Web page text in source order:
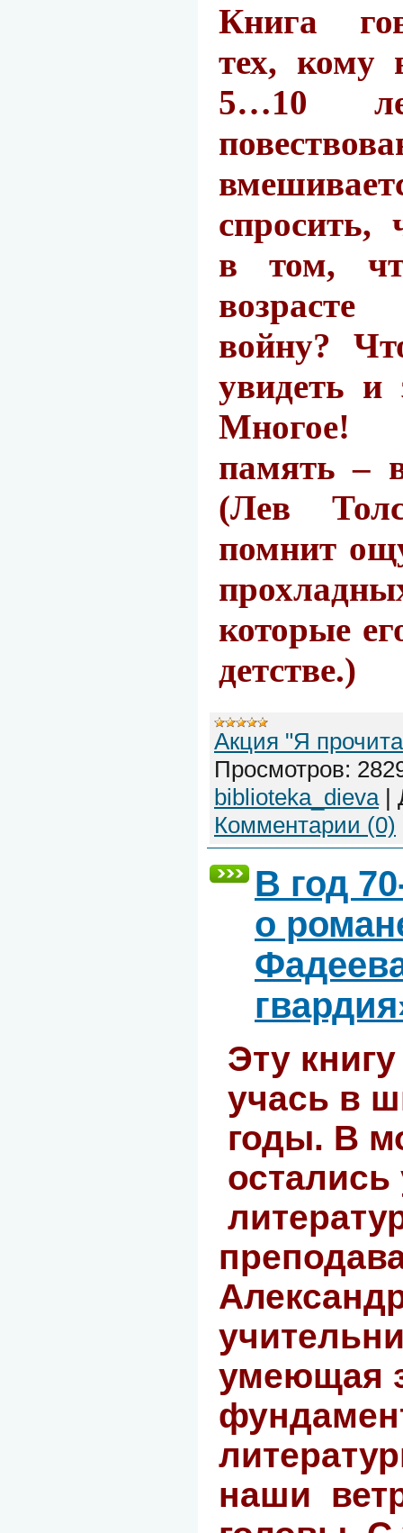
Книга
тех, кому
5…10
спросить,
в том,
войну?
увидеть и
Многое!
память –
(Лев
помнит
которые
детстве.)
Акция "Я
Просмотров:
biblioteka_dieva|
Комментарии (0)
В год
о
Эту
учась в
годы. В
остались
умеющая
наши